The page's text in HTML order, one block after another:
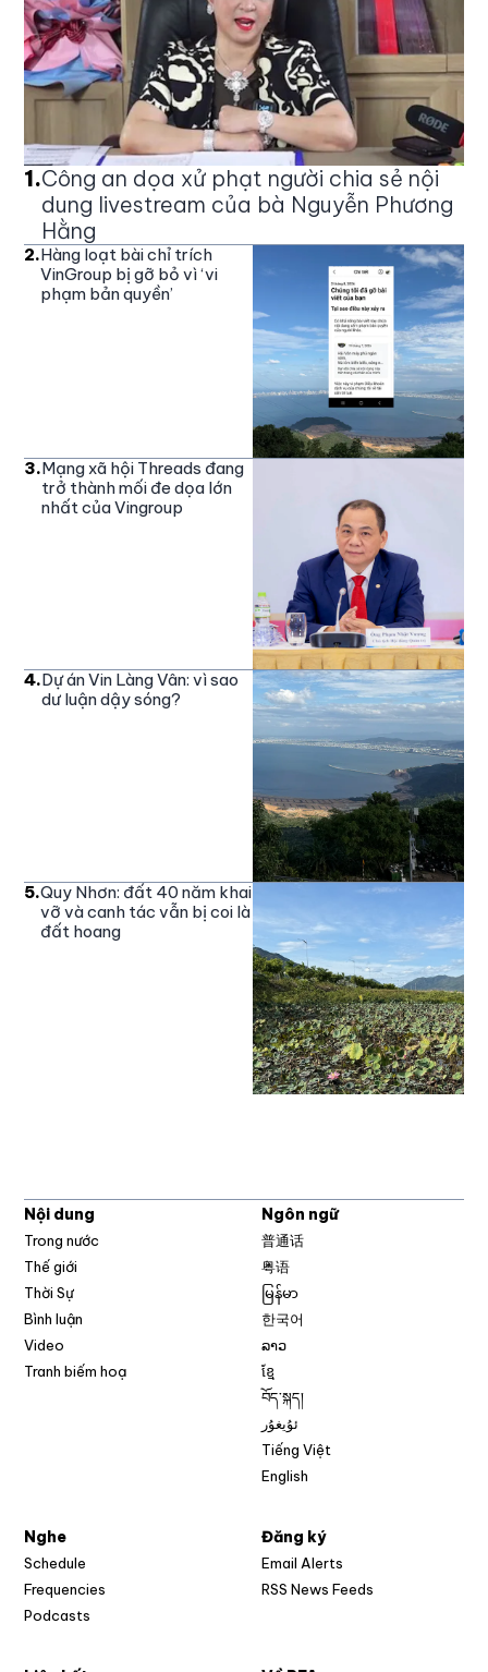
1.Công an dọa xử phạt người chia sẻ nội
dung livestream của bà Nguyễn Phương
Hằng
2.Hàng loạt bài chỉ trích
VinGroup bị gỡ bỏ vì ‘vi
phạm bản quyền’
3.Mạng xã hội Threads đang
trở thành mối đe dọa lớn
nhất của Vingroup
4.Dự án Vin Làng Vân: vì sao
dư luận dậy sóng?
5.Quy Nhơn: đất 40 năm khai
vỡ và canh tác vẫn bị coi là
đất hoang
Nội dung
Trong nước
Thế giới
Thời Sự
Bình luận
Video
Tranh biếm hoạ
Ngôn ngữ
普通话
粤语
မြန်မာ
한국어
ລາວ
ខ្មែ
བོད་སྐད།
ئۇيغۇر
Tiếng Việt
English
Nghe
Schedule
Frequencies
Podcasts
Đăng ký
Email Alerts
RSS News Feeds